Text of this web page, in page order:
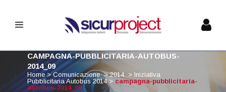
CAMPAGNA-PUBBLICITARIA-AUTOBUS-
2014_09
Home>Comunicazione >2014 > Iniziativa
Pubblicitaria Autobus 2014> campagna-pubblicitaria-
autobus-2014_09